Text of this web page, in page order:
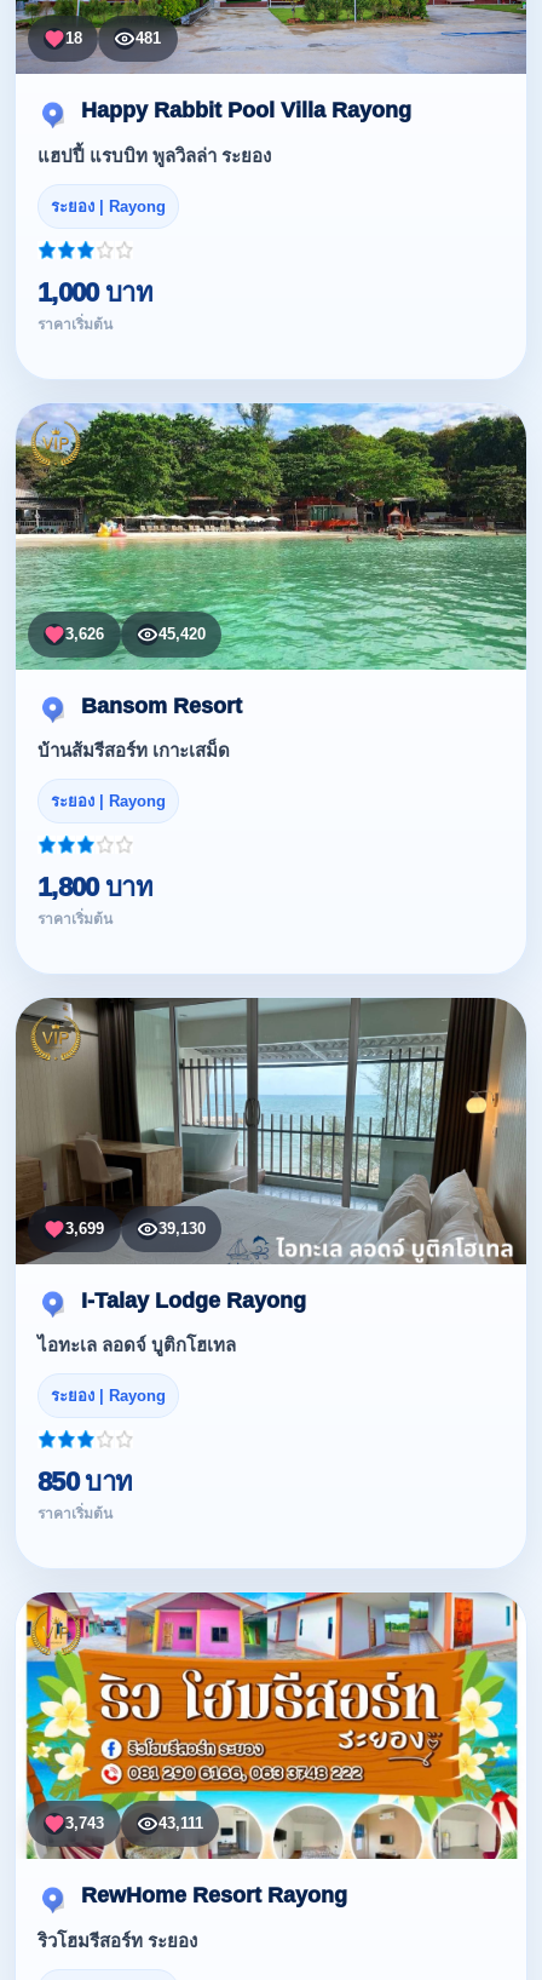
18 481
Happy Rabbit Pool Villa Rayong
แฮปปี้ แรบบิท พูลวิลล่า ระยอง
ระยอง | Rayong
1,000 บาท
ราคาเริ่มต้น
3,626 45,420
Bansom Resort
บ้านส้มรีสอร์ท เกาะเสม็ด
ระยอง | Rayong
1,800 บาท
ราคาเริ่มต้น
3,699 39,130
I-Talay Lodge Rayong
ไอทะเล ลอดจ์ บูติกโฮเทล
ระยอง | Rayong
850 บาท
ราคาเริ่มต้น
3,743 43,111
RewHome Resort Rayong
ริวโฮมรีสอร์ท ระยอง